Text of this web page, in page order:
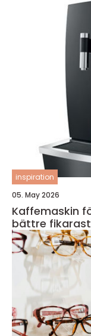
inspiration
05. May 2026
Kaffemaskin
bättre